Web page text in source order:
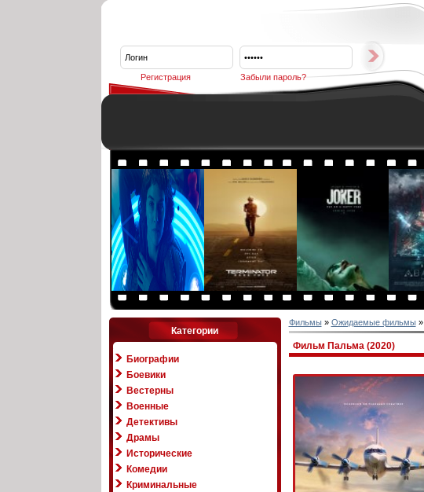
Регистрация Забыли пароль?
Категории
Биографии
Боевики
Вестерны
Военные
Детективы
Драмы
Исторические
Комедии
Криминальные
Фильмы» Ожидаемые фильмы»
Фильм Пальма (2020)